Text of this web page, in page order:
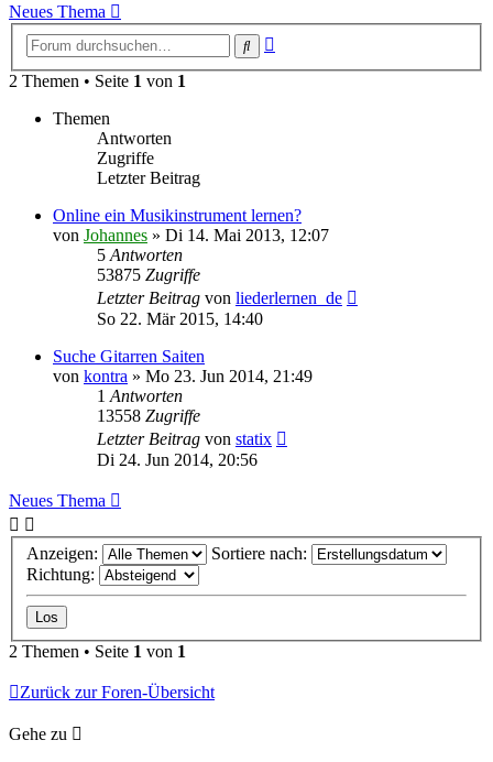
Neues Thema
Suche
2 Themen • Seite 1 von 1
Themen
Antworten
Zugriffe
Letzter Beitrag
Online ein Musikinstrument lernen?
von Johannes » Di 14. Mai 2013, 12:07
5 Antworten
53875 Zugriffe
Letzter Beitrag von liederlernen_de
So 22. Mär 2015, 14:40
Suche Gitarren Saiten
von kontra » Mo 23. Jun 2014, 21:49
1 Antworten
13558 Zugriffe
Letzter Beitrag von statix
Di 24. Jun 2014, 20:56
Neues Thema
Anzeigen:
Sortiere nach:
Richtung:
2 Themen • Seite 1 von 1
Zurück zur Foren-Übersicht
Gehe zu